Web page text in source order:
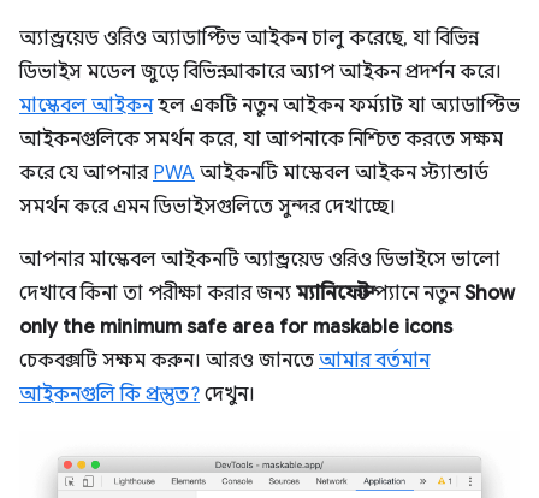
অ্যান্ড্রয়েড ওরিও অ্যাডাপ্টিভ আইকন চালু করেছে, যা বিভিন্ন
ডিভাইস মডেল জুড়ে বিভিন্ন আকারে অ্যাপ আইকন প্রদর্শন করে।
মাস্কেবল আইকনহল একটি নতুন আইকন ফর্ম্যাট যা অ্যাডাপ্টিভ
আইকনগুলিকে সমর্থন করে, যা আপনাকে নিশ্চিত করতে সক্ষম
করে যে আপনার PWA আইকনটি মাস্কেবল আইকন স্ট্যান্ডার্ড
সমর্থন করে এমন ডিভাইসগুলিতে সুন্দর দেখাচ্ছে।
আপনার মাস্কেবল আইকনটি অ্যান্ড্রয়েড ওরিও ডিভাইসে ভালো
দেখাবে কিনা তা পরীক্ষা করার জন্য ম্যানিফেস্টপ্যানে নতুনShow
only the minimum safe area for maskable icons
চেকবক্সটি সক্ষম করুন। আরও জানতে আমার বর্তমান
আইকনগুলি কি প্রস্তুত? দেখুন।